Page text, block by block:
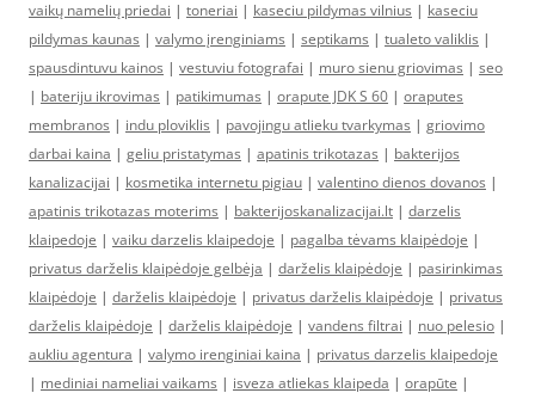
vaikų namelių priedai | toneriai | kaseciu pildymas vilnius | kaseciu
pildymas kaunas | valymo įrenginiams | septikams | tualeto valiklis |
spausdintuvu kainos | vestuviu fotografai | muro sienu griovimas | seo
| bateriju ikrovimas | patikimumas | orapute JDK S 60 | oraputes
membranos | indu ploviklis | pavojingu atlieku tvarkymas | griovimo
darbai kaina | geliu pristatymas | apatinis trikotazas | bakterijos
kanalizacijai | kosmetika internetu pigiau | valentino dienos dovanos |
apatinis trikotazas moterims | bakterijoskanalizacijai.lt | darzelis
klaipedoje | vaiku darzelis klaipedoje | pagalba tėvams klaipėdoje |
privatus darželis klaipėdoje gelbėja | darželis klaipėdoje | pasirinkimas
klaipėdoje | darželis klaipėdoje | privatus darželis klaipėdoje | privatus
darželis klaipėdoje | darželis klaipėdoje | vandens filtrai | nuo pelesio |
aukliu agentura | valymo irenginiai kaina | privatus darzelis klaipedoje
| mediniai nameliai vaikams | isveza atliekas klaipeda | orapūte |